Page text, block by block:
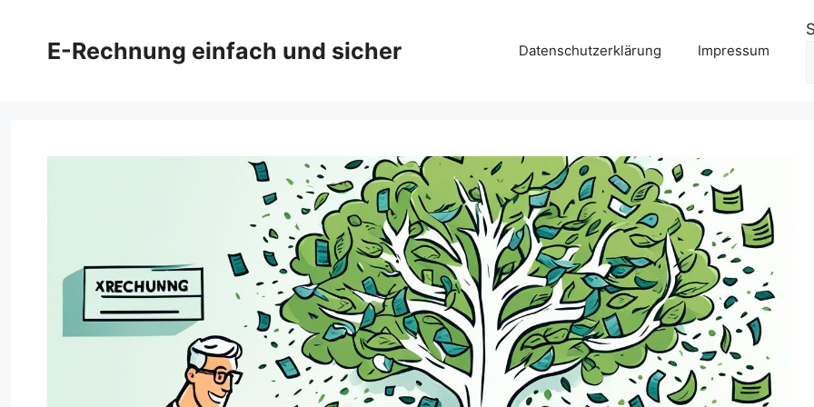
springenE-Rechnung einfach und sicher Datenschutzerklärung Impressum